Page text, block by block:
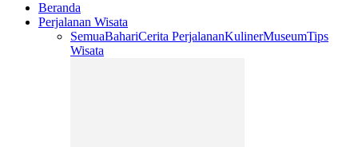
Beranda
Perjalanan Wisata
SemuaBahariCerita PerjalananKulinerMuseumTips
Wisata